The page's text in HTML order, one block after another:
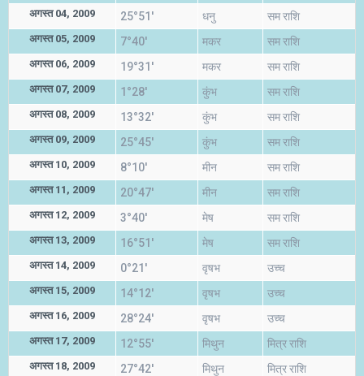
अगस्त 04, 2009 25°51' धनु सम राशि
अगस्त 05, 2009 7°40' मकर सम राशि
अगस्त 06, 2009 19°31' मकर सम राशि
अगस्त 07, 2009 1°28' कुंभ सम राशि
अगस्त 08, 2009 13°32' कुंभ सम राशि
अगस्त 09, 2009 25°45' कुंभ सम राशि
अगस्त 10, 2009 8°10' मीन सम राशि
अगस्त 11, 2009 20°47' मीन सम राशि
अगस्त 12, 2009 3°40' मेष सम राशि
अगस्त 13, 2009 16°51' मेष सम राशि
अगस्त 14, 2009 0°21' वृषभ उच्च
अगस्त 15, 2009 14°12' वृषभ उच्च
अगस्त 16, 2009 28°24' वृषभ उच्च
अगस्त 17, 2009 12°55' मिथुन मित्र राशि
अगस्त 18, 2009 27°42' मिथुन मित्र राशि